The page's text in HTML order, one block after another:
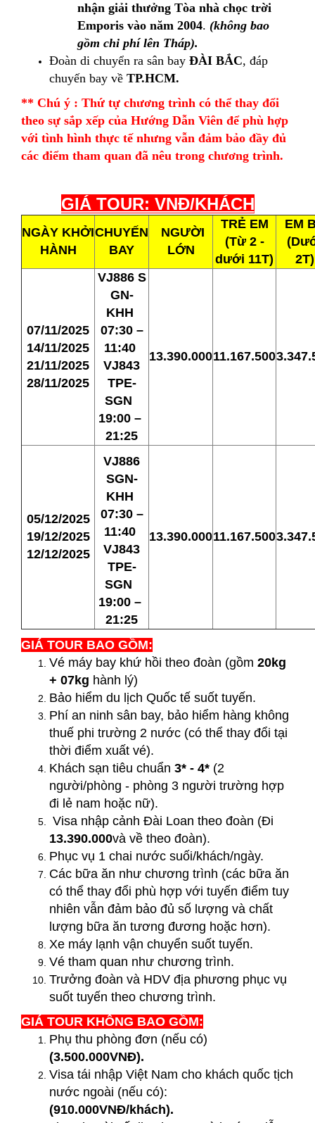
nhận giải thưởng Tòa nhà chọc trời
Emporis vào năm 2004. (không bao
gồm chi phí lên Tháp).
Đoàn di chuyển ra sân bay ĐÀI BẮC, đáp
chuyến bay về TP.HCM.
** Chú ý : Thứ tự chương trình có thể thay đổi
theo sự sắp xếp của Hướng Dẫn Viên để phù hợp
với tình hình thực tế nhưng vẫn đảm bảo đầy đủ
các điểm tham quan đã nêu trong chương trình.
GIÁ TOUR: VNĐ/KHÁCH
NGÀY KHỞI
HÀNH
CHUYẾN
BAY
NGƯỜI
LỚN
TRẺ EM
(Từ 2 -
dưới 11T)
EM
2T)
07/11/2025
14/11/2025
21/11/2025
28/11/2025
VJ886 S
GN-
KHH
07:30 –
11:40
VJ843
TPE-
SGN
19:00 –
21:25
13.390.00011.167.500
05/12/2025
19/12/2025
12/12/2025
VJ886
SGN-
KHH
07:30 –
11:40
VJ843
TPE-
SGN
19:00 –
21:25
13.390.00011.167.500
GIÁ TOUR BAO GỒM:
Vé máy bay khứ hồi theo đoàn (gồm 20kg
+ 07kg hành lý)
Bảo hiểm du lịch Quốc tế suốt tuyến.
Phí an ninh sân bay, bảo hiểm hàng không
thuế phi trường 2 nước (có thể thay đổi tại
thời điểm xuất vé).
Khách sạn tiêu chuẩn 3* - 4* (2
người/phòng - phòng 3 người trường hợp
đi lẻ nam hoặc nữ).
Visa nhập cảnh Đài Loan theo đoàn (Đi
13.390.000và về theo đoàn).
Phục vụ 1 chai nước suối/khách/ngày.
Các bữa ăn như chương trình (các bữa ăn
có thể thay đổi phù hợp với tuyến điểm tuy
nhiên vẫn đảm bảo đủ số lượng và chất
lượng bữa ăn tương đương hoặc hơn).
Xe máy lạnh vận chuyển suốt tuyến.
Vé tham quan như chương trình.
Trưởng đoàn và HDV địa phương phục vụ
suốt tuyến theo chương trình.
GIÁ TOUR KHÔNG BAO GỒM:
Phụ thu phòng đơn (nếu có)
(3.500.000VNĐ).
Visa tái nhập Việt Nam cho khách quốc tịch
nước ngoài (nếu có):
(910.000VNĐ/khách).